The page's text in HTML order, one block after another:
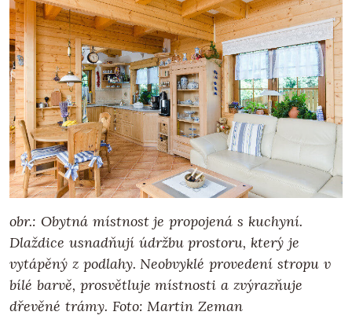
obr.: Obytná místnost je propojená s kuchyní.
Dlaždice usnadňují údržbu prostoru, který je
vytápěný z podlahy. Neobvyklé provedení stropu v
bílé barvě, prosvětluje místnosti a zvýrazňuje
dřevěné trámy. Foto: Martin Zeman